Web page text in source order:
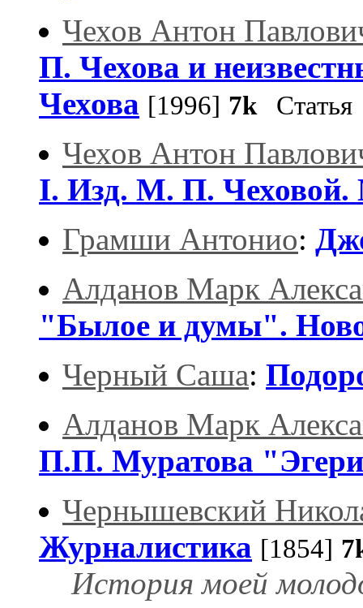
Чехов Антон
П. Чехова и
Чехова [1996] 7kСтатья
Чехов Антон
I. Изд. М. П. Чеховой.
Грамши Антонио:
Алданов Марк
"Былое и думы".
Черный Саша:
Алданов Марк
П.П. Муратова
Чернышевский
Журналистика [1854]
История моей